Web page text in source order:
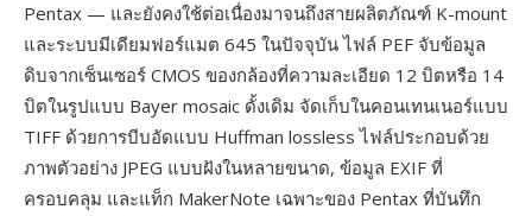
Pentax — และยังคงใช้ต่อเนื่องมาจนถึงสายผลิตภัณฑ์ K-mount
และระบบมีเดียมฟอร์แมต 645 ในปัจจุบัน ไฟล์ PEF จับข้อมูล
ดิบจากเซ็นเซอร์ CMOS ของกล้องที่ความละเอียด 12 บิตหรือ 14
บิตในรูปแบบ Bayer mosaic ดั้งเดิม จัดเก็บในคอนเทนเนอร์แบบ
TIFF ด้วยการบีบอัดแบบ Huffman lossless ไฟล์ประกอบด้วย
ภาพตัวอย่าง JPEG แบบฝังในหลายขนาด, ข้อมูล EXIF ที่
ครอบคลุม และแท็ก MakerNote เฉพาะของ Pentax ที่บันทึก